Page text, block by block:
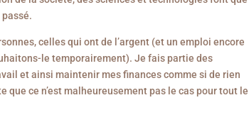
celles qui ont de l’argent (et un emploi encore
le temporairement). Je fais partie des
et ainsi maintenir mes finances comme si de rien
que ce n’est malheureusement pas le cas pour tout le